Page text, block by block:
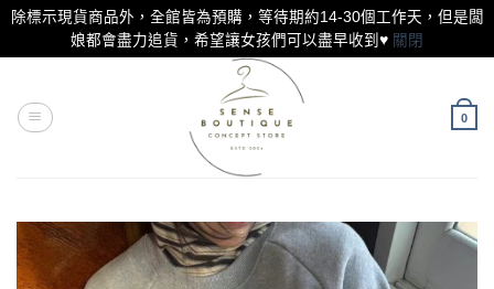
除標示現貨商品外，全館皆為預購，等待期約14-30個工作天，但是闆
娘都會盡力追貨，希望讓女孩們可以盡早收到♥ 關閉
content
0